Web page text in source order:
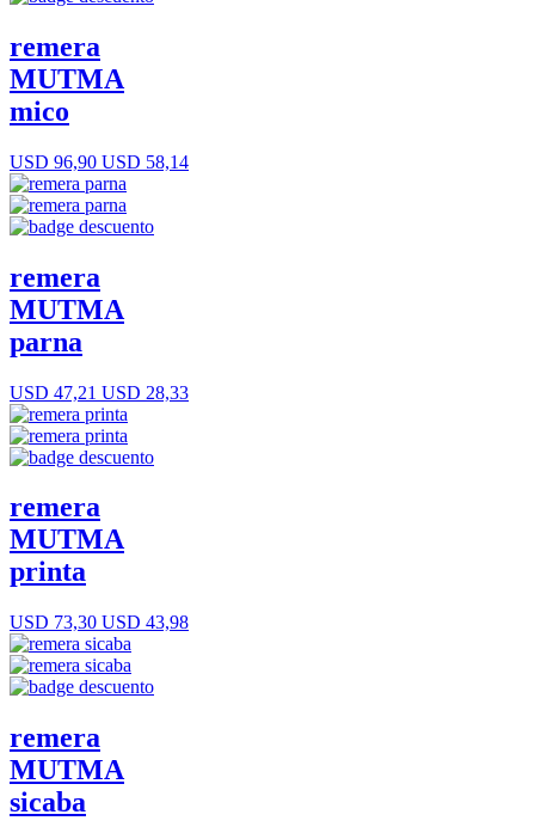
remera
MUTMA
mico
USD 96,90 USD 58,14
remera
MUTMA
parna
USD 47,21 USD 28,33
remera
MUTMA
printa
USD 73,30 USD 43,98
remera
MUTMA
sicaba